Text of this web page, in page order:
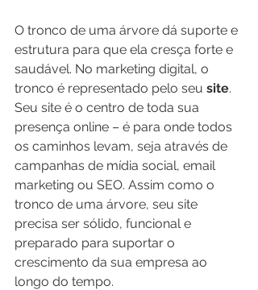
O tronco de uma árvore dá suporte e
estrutura para que ela cresça forte e
saudável. No marketing digital, o
tronco é representado pelo seu site.
Seu site é o centro de toda sua
presença online – é para onde todos
os caminhos levam, seja através de
campanhas de mídia social, email
marketing ou SEO. Assim como o
tronco de uma árvore, seu site
precisa ser sólido, funcional e
preparado para suportar o
crescimento da sua empresa ao
longo do tempo.